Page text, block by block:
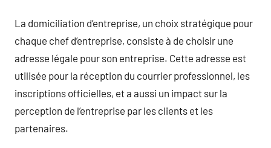
La domiciliation d’entreprise, un choix stratégique pour
chaque chef d’entreprise, consiste à de choisir une
adresse légale pour son entreprise. Cette adresse est
utilisée pour la réception du courrier professionnel, les
inscriptions officielles, et a aussi un impact sur la
perception de l’entreprise par les clients et les
partenaires.